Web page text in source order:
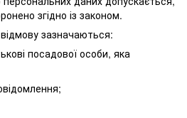
згідно із законом.
зазначаються:
посадової особи, яка